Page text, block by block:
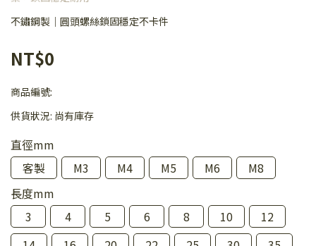
不鏽鋼製｜圓頭螺絲鎖固穩定不卡件
NT$0
商品編號:
供貨狀況: 尚有庫存
直徑mm
客製
M3 M4 M5 M6
M8
長度mm
3
4 5 6 8 10
12